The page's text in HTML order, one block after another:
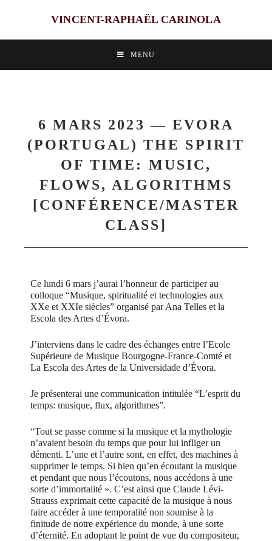
VINCENT-RAPHAËL CARINOLA
MENU
6 MARS 2023 — EVORA
(PORTUGAL) THE SPIRIT
OF TIME: MUSIC,
FLOWS, ALGORITHMS
[CONFÉRENCE/MASTER
CLASS]
Ce lundi 6 mars j’aurai l’honneur de participer au
colloque “Musique, spiritualité et technologies aux
XXe et XXIe siècles” organisé par Ana Telles et la
Escola des Artes d’Évora.
J’interviens dans le cadre des échanges entre l’Ecole
Supérieure de Musique Bourgogne-France-Comté et
La Escola des Artes de la Universidade d’Évora.
Je présenterai une communication intitulée “L’esprit du
temps: musique, flux, algorithmes”.
“Tout se passe comme si la musique et la mythologie
n’avaient besoin du temps que pour lui infliger un
démenti. L’une et l’autre sont, en effet, des machines à
supprimer le temps. Si bien qu’en écoutant la musique
et pendant que nous l’écoutons, nous accédons à une
sorte d’immortalité ». C’est ainsi que Claude Lévi-
Strauss exprimait cette capacité de la musique à nous
faire accéder à une temporalité non soumise à la
finitude de notre expérience du monde, à une sorte
d’éternité. En adoptant le point de vue du compositeur,